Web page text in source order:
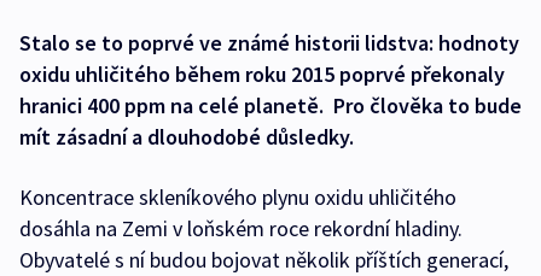
Stalo se to poprvé ve známé historii lidstva: hodnoty
oxidu uhličitého během roku 2015 poprvé překonaly
hranici 400 ppm na celé planetě. Pro člověka to bude
mít zásadní a dlouhodobé důsledky.
Koncentrace skleníkového plynu oxidu uhličitého
dosáhla na Zemi v loňském roce rekordní hladiny.
Obyvatelé s ní budou bojovat několik příštích generací,